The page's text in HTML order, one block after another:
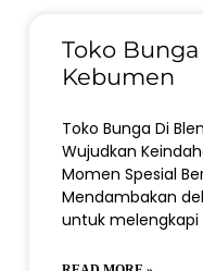
Toko
Kebumen
Toko Bunga Di
Wujudkan
Momen Spesial
Mendambakan
untuk